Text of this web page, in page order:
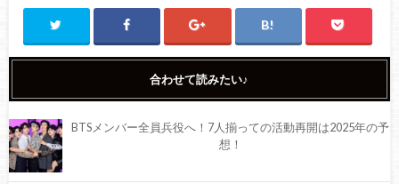
合わせて読みたい♪
BTSメンバー全員兵役へ！7人揃っての活動再開は2025年の予
想！